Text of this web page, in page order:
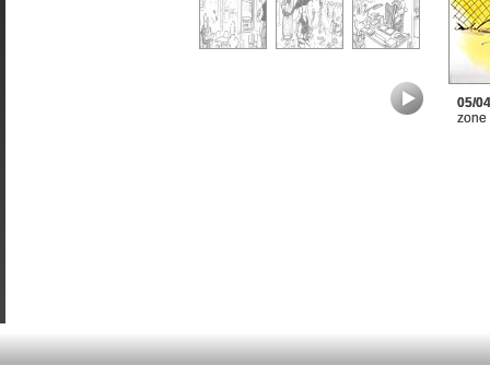
05/
zone